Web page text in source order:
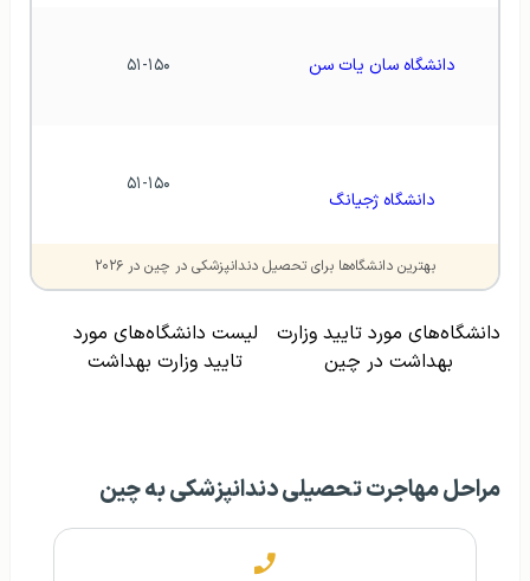
دانشگاه سان یات سن ۵۱-۱۵۰
دانشگاه ژجیانگ
۵۱-۱۵۰
بهترین دانشگاه‌ها برای تحصیل دندانپزشکی در چین در ۲۰۲۶
دانشگاه‌های مورد تایید وزارت
بهداشت در چین
لیست دانشگاه‌های مورد
تایید وزارت بهداشت
مراحل مهاجرت تحصیلی دندانپزشکی به چین